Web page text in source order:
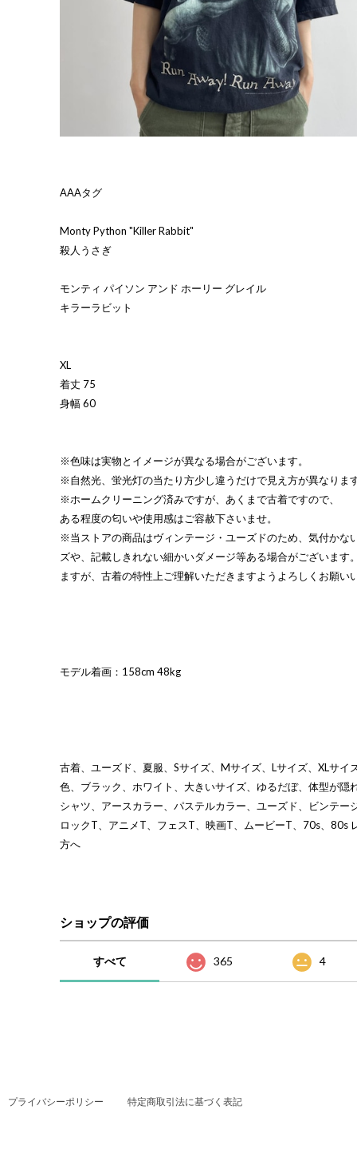
AAAタグ
Monty Python "Killer Rabbit"
殺人うさぎ
モンティ パイソン アンド ホーリー グレイル
キラーラビット
XL
着丈 75
身幅 60
※色味は実物とイメージが異なる場合がございます。
※自然光、蛍光灯の当たり方少し違うだけで見え方が異なりま
※ホームクリーニング済みですが、あくまで古着ですので、
ある程度の匂いや使用感はご容赦下さいませ。
※当ストアの商品はヴィンテージ・ユーズドのため、気付かな
ズや、記載しきれない細かいダメージ等ある場合がございます
ますが、古着の特性上ご理解いただきますようよろしくお願い
モデル着画：158cm 48kg
古着、ユーズド、夏服、Sサイズ、Mサイズ、Lサイズ、XLサイ
色、ブラック、ホワイト、大きいサイズ、ゆるだぼ、体型が隠
シャツ、アースカラー、パステルカラー、ユーズド、ビンテー
ロックT、アニメT、フェスT、映画T、ムービーT、70s、80s
方へ
ショップの評価
すべて 365 4
プライバシーポリシー 特定商取引法に基づく表記